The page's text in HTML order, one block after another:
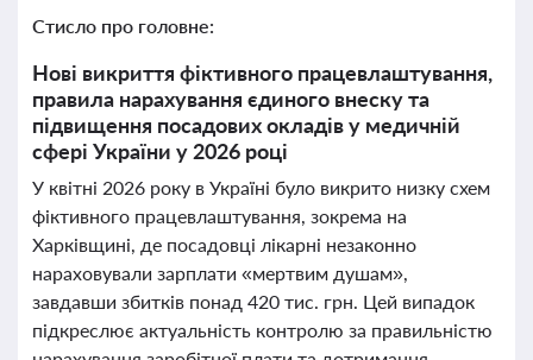
Стисло про головне:
Нові викриття фіктивного працевлаштування,
правила нарахування єдиного внеску та
підвищення посадових окладів у медичній
сфері України у 2026 році
У квітні 2026 року в Україні було викрито низку схем
фіктивного працевлаштування, зокрема на
Харківщині, де посадовці лікарні незаконно
нараховували зарплати «мертвим душам»,
завдавши збитків понад 420 тис. грн. Цей випадок
підкреслює актуальність контролю за правильністю